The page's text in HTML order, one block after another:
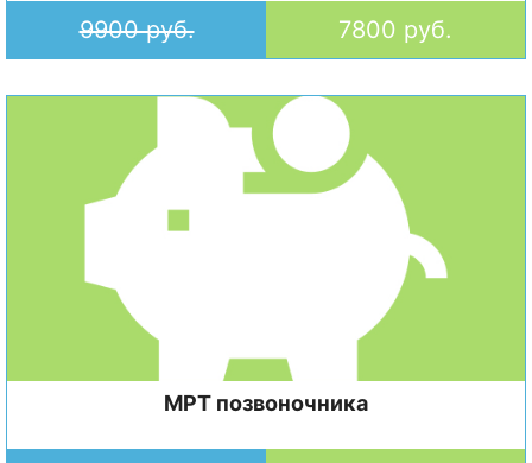
9900 руб. 7800 руб.
МРТ позвоночника